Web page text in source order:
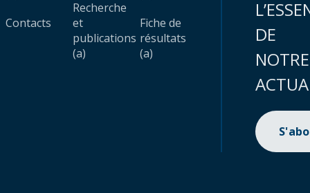
Contacts
Recherche
et
publications
(a)
Fiche de
résultats
(a)
DE
NOTRE